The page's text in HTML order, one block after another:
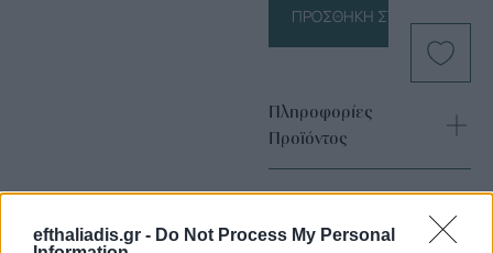
efthaliadis.gr - Do Not Process My Personal
ΠΡΟΣΘΉΚΗ ΣΤΟ ΚΑΛΆΘΙ
Πληροφορίες
Προϊόντος